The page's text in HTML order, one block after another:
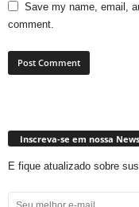
Save my name, email,
comment.
Inscreva-se em nossa
E fique atualizado sobre